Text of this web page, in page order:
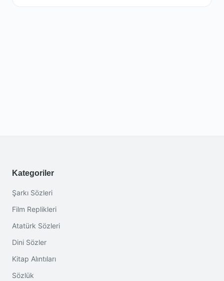
Kategoriler
Şarkı Sözleri
Film Replikleri
Atatürk Sözleri
Dini Sözler
Kitap Alıntıları
Sözlük